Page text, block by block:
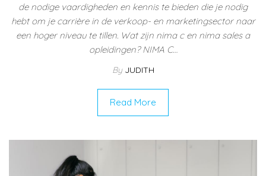
de nodige vaardigheden en kennis te bieden die je nodig
hebt om je carrière in de verkoop- en marketingsector naar
een hoger niveau te tillen. Wat zijn nima c en nima sales a
opleidingen? NIMA C…
By JUDITH
Read More